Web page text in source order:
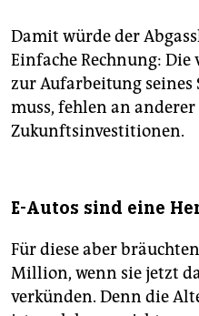
Damit würde der
Einfache Rechnung:
zur Aufarbeitung
muss, fehlen an
Zukunftsinvestitionen.
E-Autos sind eine
Für diese aber
Million, wenn sie jetzt
verkünden. Denn die